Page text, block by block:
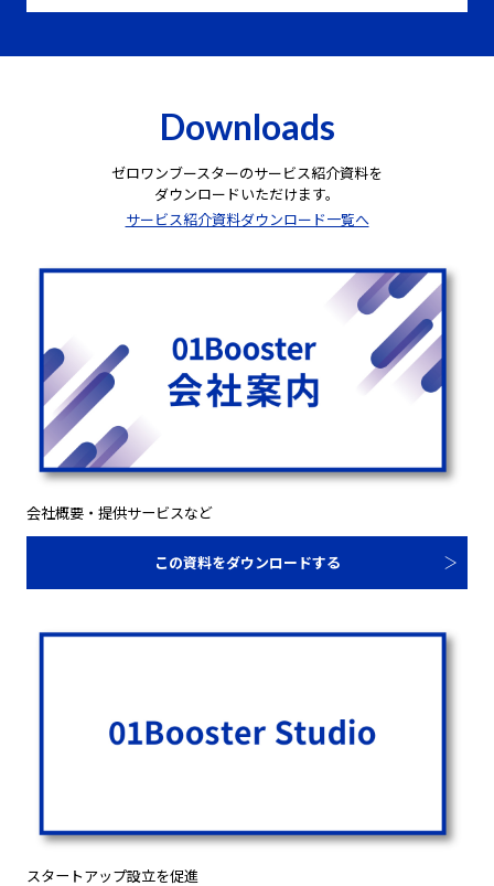
Downloads
ゼロワンブースターのサービス紹介資料を
ダウンロードいただけます。
サービス紹介資料ダウンロード一覧へ
会社概要・提供サービスなど
この資料をダウンロードする
スタートアップ設立を促進